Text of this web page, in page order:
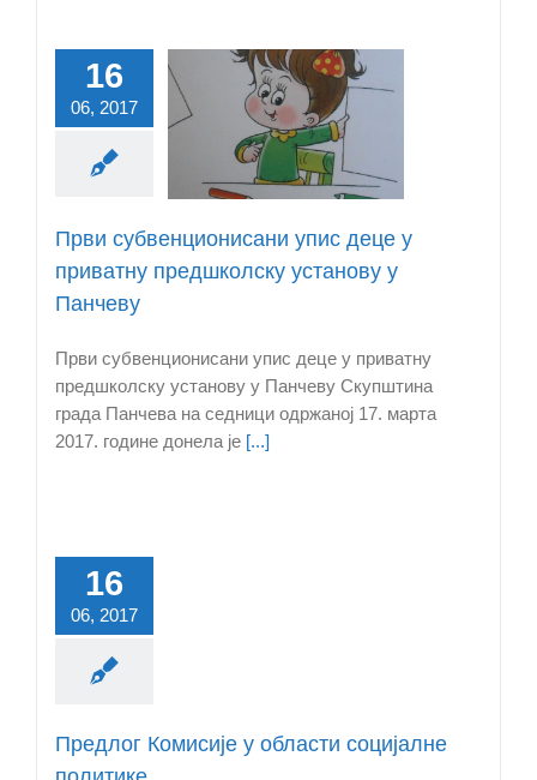
16
06, 2017
Први субвенционисани упис деце у
приватну предшколску установу у
Панчеву
Први субвенционисани упис деце у приватну
предшколску установу у Панчеву Скупштина
града Панчева на седници одржаној 17. марта
2017. године донела је [...]
16
06, 2017
Предлог Комисије у области социјалне